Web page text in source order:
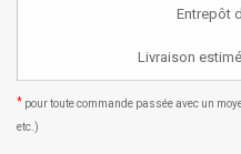
Entrepôt
Livraison
* pour toute commande passée avec un
etc.)